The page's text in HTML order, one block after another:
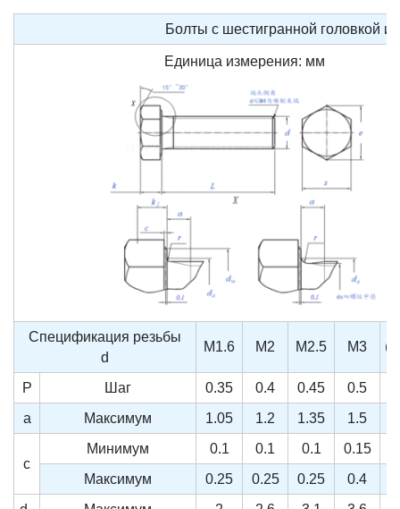
Болты с шестигранной головкой
Единица измерения: мм
Спецификация резьбы
d
M1.6 M2 M2.5 M3
P Шаг 0.35 0.4 0.45 0.5
a
Максимум 1.05 1.2 1.35 1.5
c
Минимум 0.1 0.1 0.1 0.15
Максимум
0.25 0.25 0.25 0.4